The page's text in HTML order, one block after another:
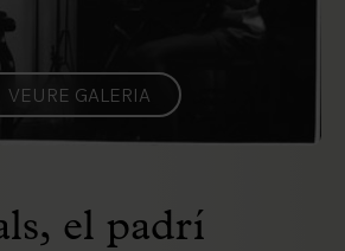
VEURE GALERIA
el padrí